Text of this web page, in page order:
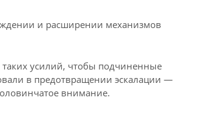
и расширении механизмов
усилий, чтобы подчиненные
в предотвращении эскалации —
внимание.